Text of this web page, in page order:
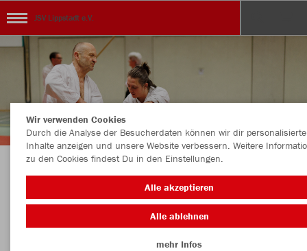
JSV Lippstadt e.V.
Herzlich Willkommen!! Viel Spaß mit Eurem
Teamshop!
Wir verwenden Cookies
Durch die Analyse der Besucherdaten können wir dir personalisierte
Inhalte anzeigen und unsere Website verbessern. Weitere
zu den Cookies findest Du in den Einstellungen.
Alle akzeptieren
Alle ablehnen
mehr Infos